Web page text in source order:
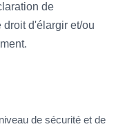
de
d'élargir et/ou
de sécurité et de